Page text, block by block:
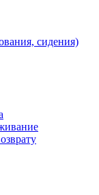
сидения)